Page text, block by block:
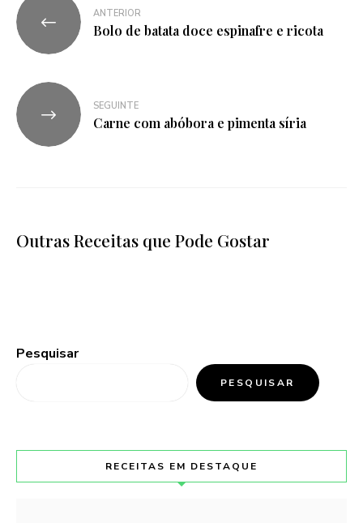
ANTERIOR
Bolo de batata doce espinafre e ricota
SEGUINTE
Carne com abóbora e pimenta síria
Outras Receitas que Pode Gostar
Pesquisar
PESQUISAR
RECEITAS EM DESTAQUE